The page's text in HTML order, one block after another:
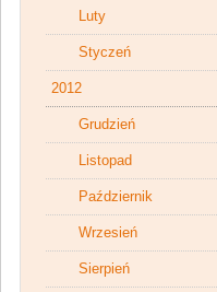
Luty
Styczeń
2012
Grudzień
Listopad
Październik
Wrzesień
Sierpień